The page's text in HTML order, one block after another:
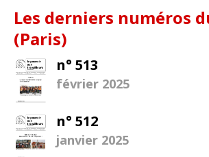
Les derniers numéros
(Paris)
n° 513
février 2025
n° 512
janvier 2025